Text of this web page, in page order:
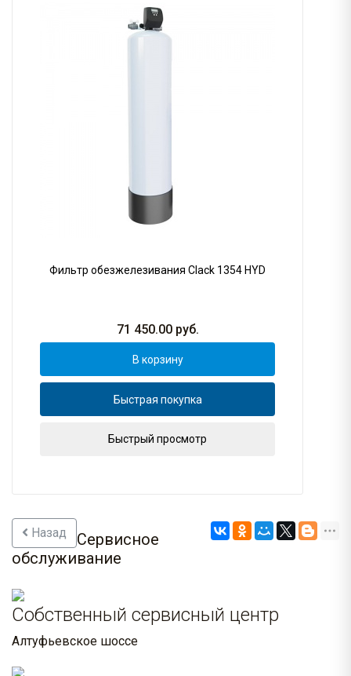
Фильтр обезжелезивания Clack 1354 HYD
71 450.00руб.
В корзину
Быстрая покупка
Быстрый просмотр
Назад
Сервисное
обслуживание
Собственный сервисный центр
Алтуфьевское шоссе